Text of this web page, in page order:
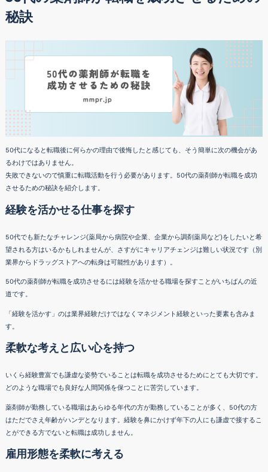
秘訣
50代になると転職後に何らかの理由で後悔したと感じても、そう簡単に次の機会があ
るわけではありません。
失敗できないので慎重に転職活動を行う必要があります。50代の薬剤師が転職を成功
させるための秘訣を紹介します。
経験を活かせる仕事を探す
50代でも新たなチャレンジ(薬局から病院や企業、企業から調剤薬局など)をしたいと希
望される方はいるかもしれませんが、さすがにキャリアチェンジは難しい状況です（別
業界からドラッグストアへの転身は可能性があります）。
50代の薬剤師が転職を成功させるには経験を活かせる職場を探すことがいちばんの近
道です。
「経験を活かす」のは業界経験だけではなくマネジメント経験といった要素も含みま
す。
柔軟な考えと広い心を持つ
いくら経験豊富でも謙虚な姿勢でいることは転職を成功させるためにとても大切です。
どのような職場でも良好な人間関係を保つことに苦労しています。
薬剤師が勤務している職場はあらゆる年代の方が勤務していることが多く、50代の方
はただでさえ年齢がハンデとなります。経験を鼻にかけず年下の人にも謙虚で接するこ
とができる方でないと転職は成功しません。
雇用形態を柔軟に考える